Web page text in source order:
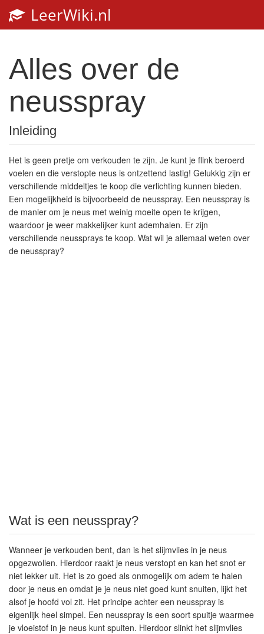
LeerWiki.nl
Alles over de
neusspray
Inleiding
Het is geen pretje om verkouden te zijn. Je kunt je flink beroerd
voelen en die verstopte neus is ontzettend lastig! Gelukkig zijn er
verschillende middeltjes te koop die verlichting kunnen bieden.
Een mogelijkheid is bijvoorbeeld de neusspray. Een neusspray is
de manier om je neus met weinig moeite open te krijgen,
waardoor je weer makkelijker kunt ademhalen. Er zijn
verschillende neussprays te koop. Wat wil je allemaal weten over
de neusspray?
Wat is een neusspray?
Wanneer je verkouden bent, dan is het slijmvlies in je neus
opgezwollen. Hierdoor raakt je neus verstopt en kan het snot er
niet lekker uit. Het is zo goed als onmogelijk om adem te halen
door je neus en omdat je je neus niet goed kunt snuiten, lijkt het
alsof je hoofd vol zit. Het principe achter een neusspray is
eigenlijk heel simpel. Een neusspray is een soort spuitje waarmee
je vloeistof in je neus kunt spuiten. Hierdoor slinkt het slijmvlies